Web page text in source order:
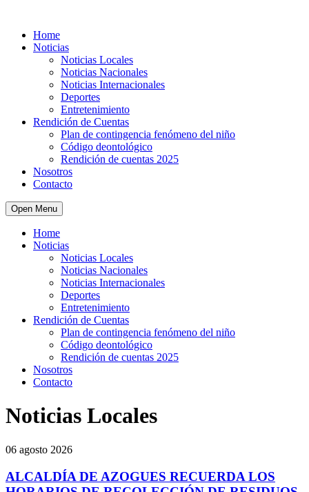
Home
Noticias
Noticias Locales
Noticias Nacionales
Noticias Internacionales
Deportes
Entretenimiento
Rendición de Cuentas
Plan de contingencia fenómeno del niño
Código deontológico
Rendición de cuentas 2025
Nosotros
Contacto
Open Menu
Home
Noticias
Noticias Locales
Noticias Nacionales
Noticias Internacionales
Deportes
Entretenimiento
Rendición de Cuentas
Plan de contingencia fenómeno del niño
Código deontológico
Rendición de cuentas 2025
Nosotros
Contacto
Noticias Locales
06 agosto 2026
ALCALDÍA DE AZOGUES RECUERDA LOS